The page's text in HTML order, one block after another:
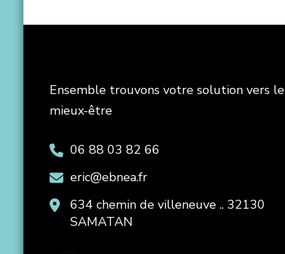
Ensemble trouvons votre solution vers le
mieux-être
06 88 03 82 66
eric@ebnea.fr
634 chemin de villeneuve .. 32130
SAMATAN